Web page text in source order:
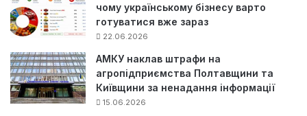
чому українському бізнесу варто
готуватися вже зараз
22.06.2026
АМКУ наклав штрафи на
агропідприємства Полтавщини та
Київщини за ненадання інформації
15.06.2026